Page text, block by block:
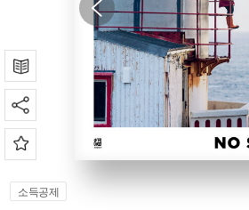
소득공제